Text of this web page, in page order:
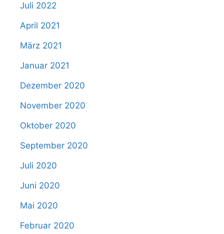
Juli 2022
April 2021
März 2021
Januar 2021
Dezember 2020
November 2020
Oktober 2020
September 2020
Juli 2020
Juni 2020
Mai 2020
Februar 2020